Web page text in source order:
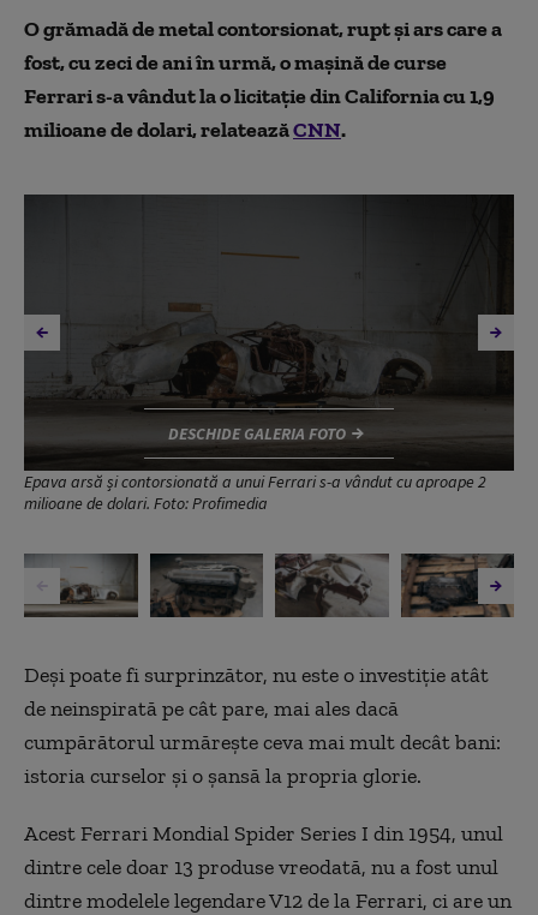
O grămadă de metal contorsionat, rupt și ars care a
fost, cu zeci de ani în urmă, o mașină de curse
Ferrari s-a vândut la o licitație din California cu 1,9
milioane de dolari, relateazăCNN.
Epava arsă și contorsionată a unui Ferrari s-a vândut cu aproape 2
milioane de dolari. Foto: Profimedia
DESCHIDE GALERIA FOTO
Deși poate fi surprinzător, nu este o investiție atât
de neinspirată pe cât pare, mai ales dacă
cumpărătorul urmărește ceva mai mult decât bani:
istoria curselor și o șansă la propria glorie.
Acest Ferrari Mondial Spider Series I din 1954, unul
dintre cele doar 13 produse vreodată, nu a fost unul
dintre modelele legendare V12 de la Ferrari, ci are un